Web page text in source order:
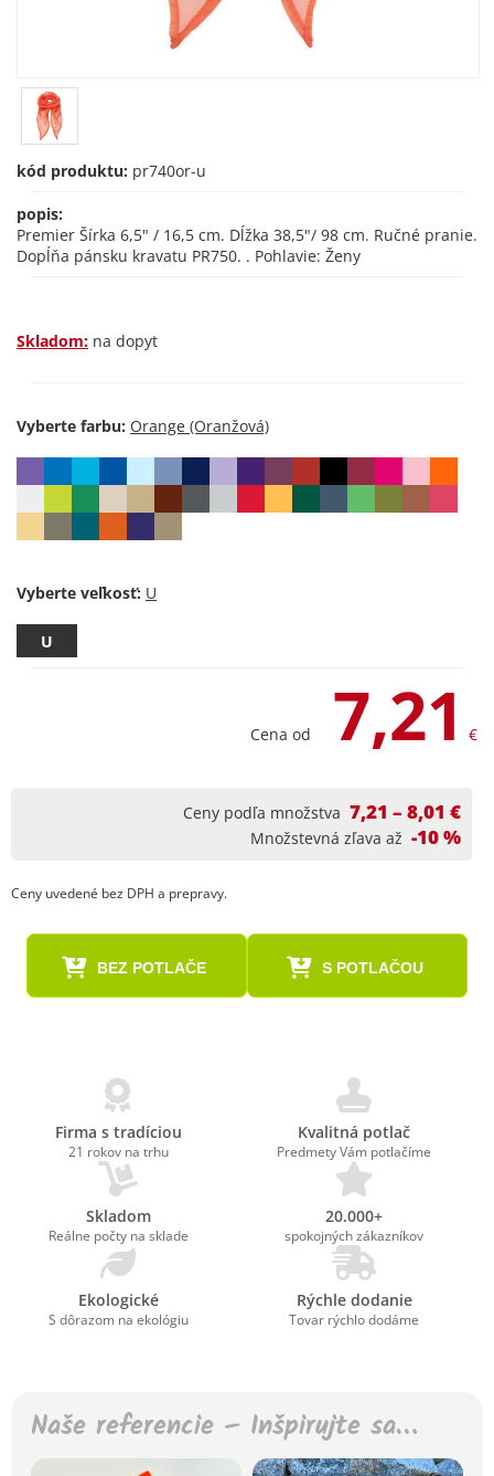
kód produktu: pr740or-u
popis:
Premier Šírka 6,5" / 16,5 cm. Dĺžka 38,5"/ 98 cm. Ručné pranie.
Dopĺňa pánsku kravatu PR750. . Pohlavie: Ženy
Skladom: na dopyt
Vyberte farbu:
Vyberte veľkosť:
U
Cena od 7,21 €
Ceny podľa množstva 7,21 – 8,01 €
Množstevná zľava až -10 %
Ceny uvedené bez DPH a prepravy.
BEZ POTLAČE S POTLAČOU
Firma s tradíciou
21 rokov na trhu
Kvalitná potlač
Predmety Vám potlačíme
Skladom
Reálne počty na sklade
20.000+
spokojných zákazníkov
Ekologické
S dôrazom na ekológiu
Rýchle dodanie
Tovar rýchlo dodáme
Naše referencie – Inšpirujte sa…